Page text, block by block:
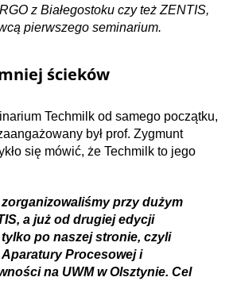
z Białegostoku czy też ZENTIS,
pierwszego seminarium.
ścieków
Techmilk od samego początku,
był prof. Zygmunt
się mówić, że Techmilk to jego
przy dużym
a już od drugiej edycji
tylko po naszej stronie, czyli
Procesowej i
na UWM w Olsztynie. Cel